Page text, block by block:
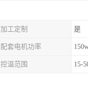
加工定制 是
配套电机功率
控温范围 15-